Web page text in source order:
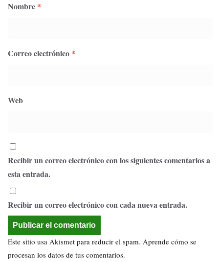
Nombre *
Correo electrónico *
Web
Recibir un correo electrónico con los siguientes comentarios a
esta entrada.
Recibir un correo electrónico con cada nueva entrada.
Este sitio usa Akismet para reducir el spam. Aprende cómo se
procesan los datos de tus comentarios.